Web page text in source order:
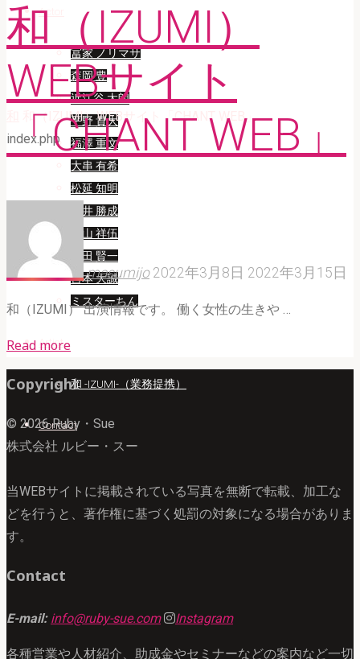
Actor
冨家 ノリマサ
森岡 豊
近江谷 太朗
平野 貴大
福澤 重文
大串 有希
松延 知明
櫻井 勝成
森山 祥伍
高田 賢一
宮本 大誠
ミスターちん
Artist
和 -IZUMI-（業務提携）
Contact
Home和（IZUMI）WEBサイト「CHANT WEB」
index.php
和（IZUMI）
WEBサイト
「CHANT WEB」
masumijo 2022年3月8日 2022年3月15日
和（IZUMI） 出演情報です。 働く女性の生きや …
Read more"和
（IZUMI）
WEB
イ
ト
WEB」"
Copyright
© 2026 Ruby・Sue
株式会社 ルビー・スー
当WEBサイトに掲載されている写真を無断で転載、加工な
どを行うと、著作権に基づく処罰の対象になる場合がありま
す。
Contact
E-mail: info@ruby-sue.com Instagram
各種営業や人材紹介、助成金やセミナーなどの案内など一切